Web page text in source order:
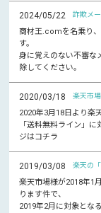
2024/05/22 詐欺メ
商材王.comを名乗り
す。
身に覚えのない不審な
除してください。
2020/03/18 楽天市
2020年3月18日より楽
「送料無料ライン」
ジはコチラ
2019/03/08 楽天の
楽天市場様が2018年1
ります件で、
2019年2月に対象とな